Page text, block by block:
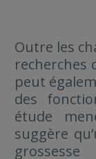
Outre les
recherches
peut
des
étude
suggère